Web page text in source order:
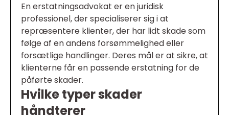
En erstatningsadvokat er en juridisk
professionel, der specialiserer sig i at
repræsentere klienter, der har lidt skade som
følge af en andens forsømmelighed eller
forsætlige handlinger. Deres mål er at sikre, at
klienterne får en passende erstatning for de
påførte skader.
Hvilke typer skader
håndterer